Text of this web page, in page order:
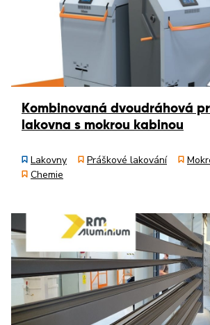
Kombinovaná dvoudráhová
lakovna s mokrou kabinou
Lakovny Práškové lakování
Chemie